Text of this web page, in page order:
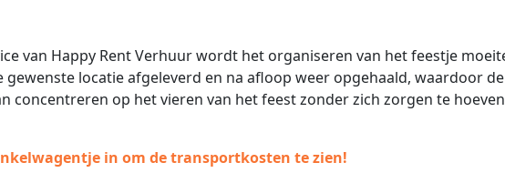
van Happy Rent Verhuur wordt het organiseren van het feestje
locatie afgeleverd en na afloop weer opgehaald, waardoor de
concentreren op het vieren van het feest zonder zich zorgen te hoeven
in om de transportkosten te zien!